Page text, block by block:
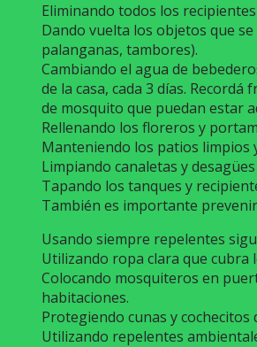
Eliminando todos los
Dando vuelta los objetos que
palanganas, tambores).
Cambiando el agua de
de la casa, cada 3 días.
de mosquito que puedan estar
Rellenando los floreros y
Manteniendo los patios limpios
Limpiando canaletas y
Tapando los tanques y
También es importante
Usando siempre repelentes
Utilizando ropa clara que cubra
Colocando mosquiteros en
habitaciones.
Protegiendo cunas y
Utilizando repelentes